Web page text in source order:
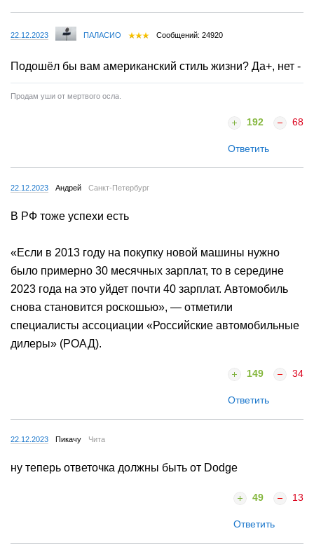
22.12.2023 ПАЛАСИО Сообщений: 24920
Подошёл бы вам американский стиль жизни? Да+, нет -
Продам уши от мертвого осла.
192 68
Ответить
22.12.2023 Андрей Санкт-Петербург
В РФ тоже успехи есть
«Если в 2013 году на покупку новой машины нужно
было примерно 30 месячных зарплат, то в середине
2023 года на это уйдет почти 40 зарплат. Автомобиль
снова становится роскошью», — отметили
специалисты ассоциации «Российские автомобильные
дилеры» (РОАД).
149 34
Ответить
22.12.2023 Пикачу Чита
ну теперь ответочка должны быть от Dodge
49 13
Ответить